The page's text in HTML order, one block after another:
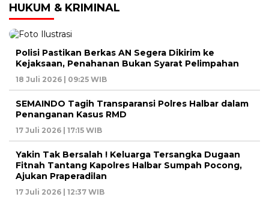
HUKUM & KRIMINAL
Polisi Pastikan Berkas AN Segera Dikirim ke
Kejaksaan, Penahanan Bukan Syarat Pelimpahan
18 Juli 2026 | 09:25 WIB
SEMAINDO Tagih Transparansi Polres Halbar dalam
Penanganan Kasus RMD
17 Juli 2026 | 17:15 WIB
Yakin Tak Bersalah ! Keluarga Tersangka Dugaan
Fitnah Tantang Kapolres Halbar Sumpah Pocong,
Ajukan Praperadilan
17 Juli 2026 | 12:37 WIB